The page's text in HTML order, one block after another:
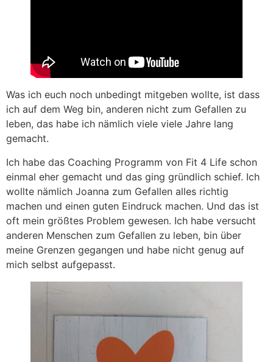
Was ich euch noch unbedingt mitgeben wollte, ist dass
ich auf dem Weg bin, anderen nicht zum Gefallen zu
leben, das habe ich nämlich viele viele Jahre lang
gemacht.
Ich habe das Coaching Programm von Fit 4 Life schon
einmal eher gemacht und das ging gründlich schief. Ich
wollte nämlich Joanna zum Gefallen alles richtig
machen und einen guten Eindruck machen. Und das ist
oft mein größtes Problem gewesen. Ich habe versucht
anderen Menschen zum Gefallen zu leben, bin über
meine Grenzen gegangen und habe nicht genug auf
mich selbst aufgepasst.